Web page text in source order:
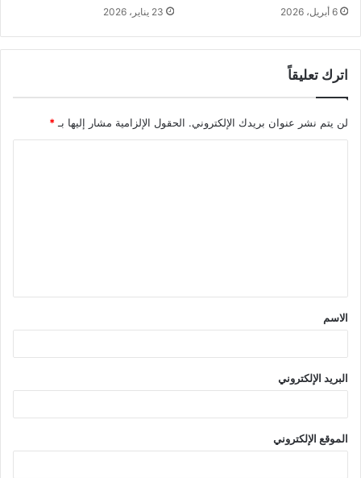
6 أبريل، 2026 23 يناير، 2026
اترك تعليقاً
لن يتم نشر عنوان بريدك الإلكتروني. الحقول الإلزامية مشار إليها بـ *
ق
*
الاسم
البريد الإلكتروني
الموقع الإلكتروني